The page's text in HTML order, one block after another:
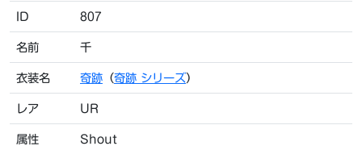
ID 807
名前 千
衣装名 奇跡 （奇跡 シリーズ）
レア UR
属性 Shout